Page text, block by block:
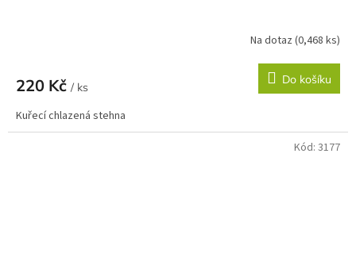
Na dotaz (0,468 ks)
220 Kč / ks
Do košíku
Kuřecí chlazená stehna
Kód: 3177